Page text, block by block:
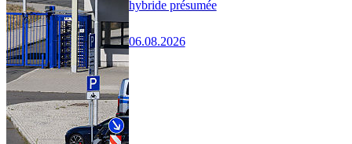
hybride présumée
06.08.2026